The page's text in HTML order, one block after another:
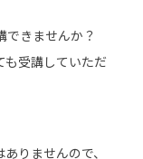
きませんか？
も受講していただ
りませんので、